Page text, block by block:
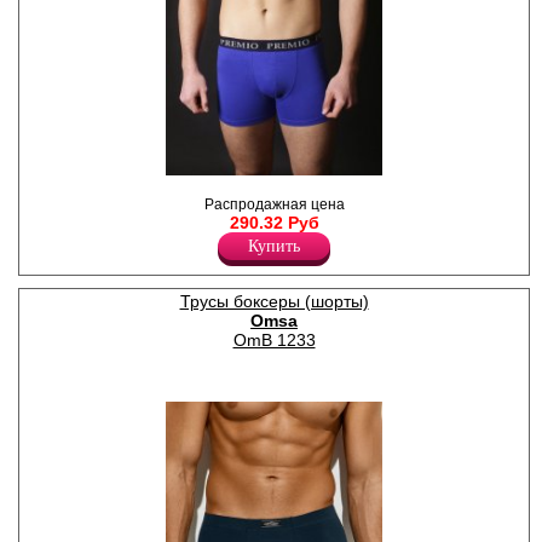
по поясу элстичная резинка
с надписью " Premio"
Лайкра 5%
Хлопок 95%
Распродажная цена
290.32 Руб
Купить
Трусы боксеры (шорты)
Omsa
OmB 1233